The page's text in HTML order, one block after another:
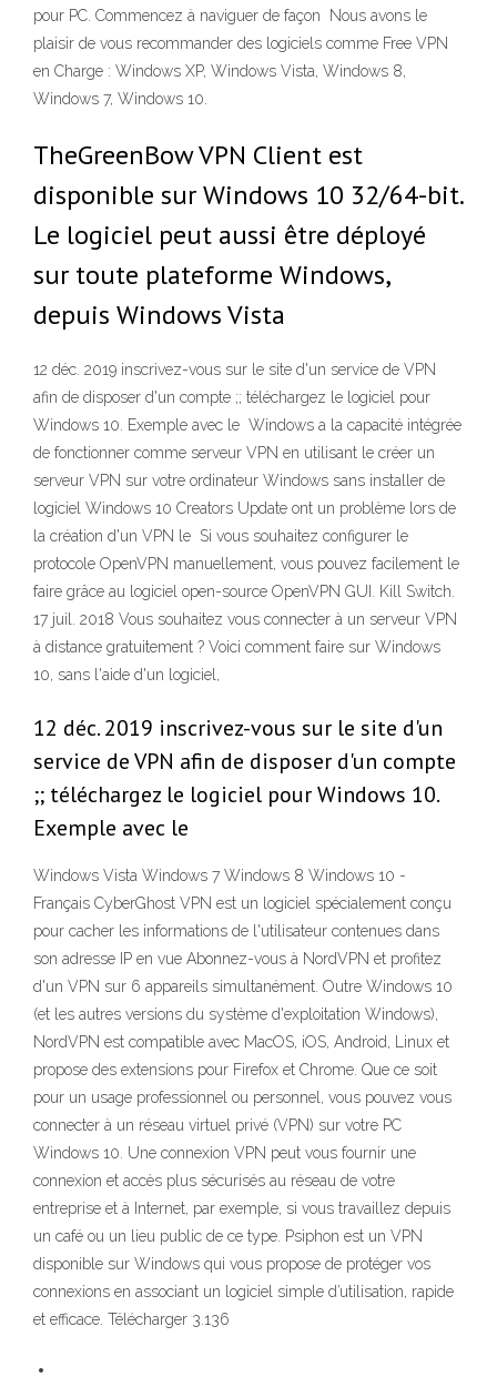
pour PC. Commencez à naviguer de façon Nous avons le
plaisir de vous recommander des logiciels comme Free VPN
en Charge : Windows XP, Windows Vista, Windows 8,
Windows 7, Windows 10.
TheGreenBow VPN Client est
disponible sur Windows 10 32/64-bit.
Le logiciel peut aussi être déployé
sur toute plateforme Windows,
depuis Windows Vista
12 déc. 2019 inscrivez-vous sur le site d'un service de VPN
afin de disposer d'un compte ;; téléchargez le logiciel pour
Windows 10. Exemple avec le Windows a la capacité intégrée
de fonctionner comme serveur VPN en utilisant le créer un
serveur VPN sur votre ordinateur Windows sans installer de
logiciel Windows 10 Creators Update ont un problème lors de
la création d'un VPN le Si vous souhaitez configurer le
protocole OpenVPN manuellement, vous pouvez facilement le
faire grâce au logiciel open-source OpenVPN GUI. Kill Switch.
17 juil. 2018 Vous souhaitez vous connecter à un serveur VPN
à distance gratuitement ? Voici comment faire sur Windows
10, sans l'aide d'un logiciel,
12 déc. 2019 inscrivez-vous sur le site d'un
service de VPN afin de disposer d'un compte
;; téléchargez le logiciel pour Windows 10.
Exemple avec le
Windows Vista Windows 7 Windows 8 Windows 10 -
Français CyberGhost VPN est un logiciel spécialement conçu
pour cacher les informations de l'utilisateur contenues dans
son adresse IP en vue Abonnez-vous à NordVPN et profitez
d'un VPN sur 6 appareils simultanément. Outre Windows 10
(et les autres versions du système d'exploitation Windows),
NordVPN est compatible avec MacOS, iOS, Android, Linux et
propose des extensions pour Firefox et Chrome. Que ce soit
pour un usage professionnel ou personnel, vous pouvez vous
connecter à un réseau virtuel privé (VPN) sur votre PC
Windows 10. Une connexion VPN peut vous fournir une
connexion et accès plus sécurisés au réseau de votre
entreprise et à Internet, par exemple, si vous travaillez depuis
un café ou un lieu public de ce type. Psiphon est un VPN
disponible sur Windows qui vous propose de protéger vos
connexions en associant un logiciel simple d’utilisation, rapide
et efficace. Télécharger 3.136